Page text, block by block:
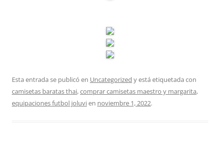
Esta entrada se publicó en Uncategorized y está etiquetada con
camisetas baratas thai,comprar camisetas maestro y margarita,
equipaciones futbol joluvien noviembre 1, 2022.